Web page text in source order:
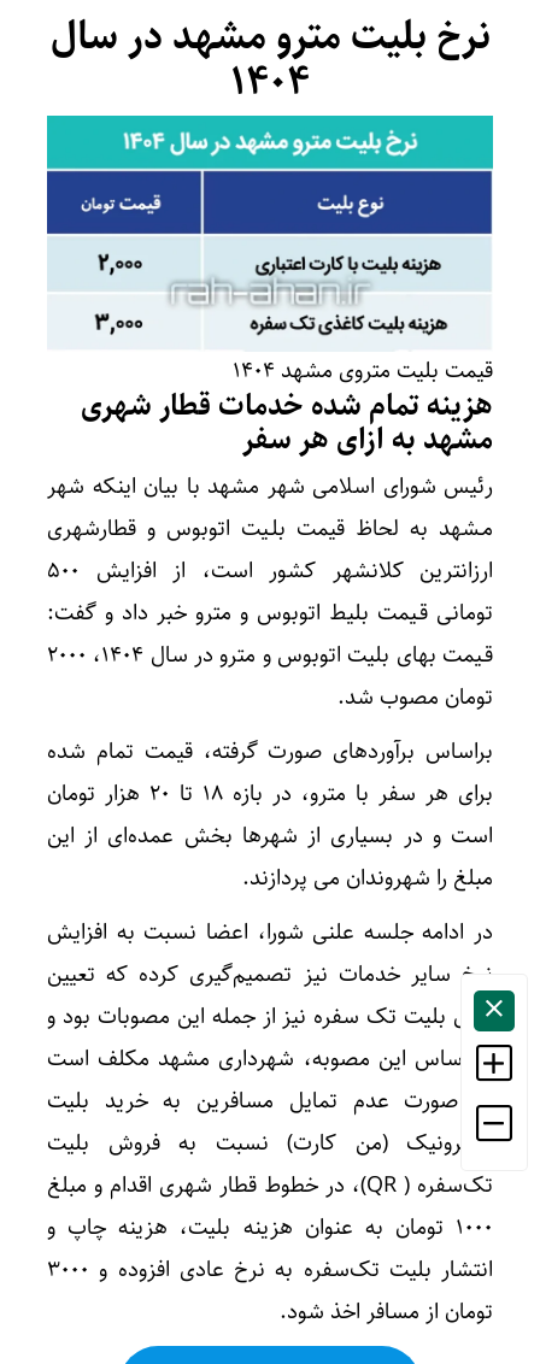
نرخ بلیت مترو مشهد در سال
۱۴۰۴
قیمت بلیت متروی مشهد ۱۴۰۴
هزینه تمام شده خدمات قطار شهری
مشهد به ازای هر سفر
رئیس شورای اسلامی شهر مشهد با بیان اینکه شهر
مـشهد به لحاظ قیمت بلـیت اتوبوس و قطارشهری
ارزانترین کلانشهر کشور است، از افزایش ۵۰۰
تومانی قـیمت بلیط اتوبوس و مترو خبر داد و گفت:
قـیمت بهای بلیت اتوبوس و مترو در سال ۱۴۰۴، ۲۰۰۰
تومان مصوب شد.
براساس برآوردهای صورت گرفته، قیمت تمام شده
برای هر سفر با مترو، در بازه ۱۸ تا ۲۰ هزار تومان
است و در بسیاری از شهرها بخش عمده‌ای از این
مبلغ را شهروندان می پردازند.
در ادامه جلسه علنی شورا، اعضا نسبت به افزایش
نرخ سایر خدمات نیز تصمیم‌گیری کرده که تعیین
بهای بلیت تک سفره نیز از جمله این مصوبات بود و
بر اساس این مصوبه، شهرداری مشهد مکلف است
در صورت عدم تمایل مسافرین به خرید بلیت
الکترونیک (من کارت) نسبت به فروش بلیت
تک‌سفره ( QR)، در خطوط قطار شهری اقدام و مبلغ
۱۰۰۰ تومان به عنوان هزینه بلیت، هزینه چاپ و
انتشار بلیت تک‌سفره به نرخ عادی افزوده و ۳۰۰۰
تومان از مسافر اخذ شود.